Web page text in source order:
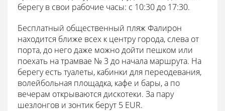
берегу в свои рабочие часы: с 10:30 до 17:30.
Бесплатный общественный пляж Фалирон
находится ближе всех к центру города, слева от
порта, до него даже можно дойти пешком или
поехать на трамвае № 3 до начала маршрута. На
берегу есть туалеты, кабинки для переодевания,
волейбольная площадка, кафе и бары, а по
вечерам открываются дискотеки. За пару
шезлонгов и зонтик берут 5 EUR.